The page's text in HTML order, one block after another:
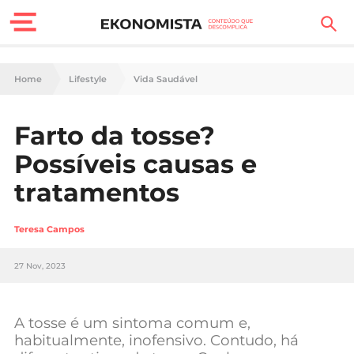
Finanças Pessoais
Carreira
Casa
Lifestyle
Sociedade
Negócios
Home Lifestyle Vida Saudável
Farto da tosse?
Possíveis causas e
tratamentos
Teresa Campos
27 Nov, 2023
A tosse é um sintoma comum e,
habitualmente, inofensivo. Contudo, há